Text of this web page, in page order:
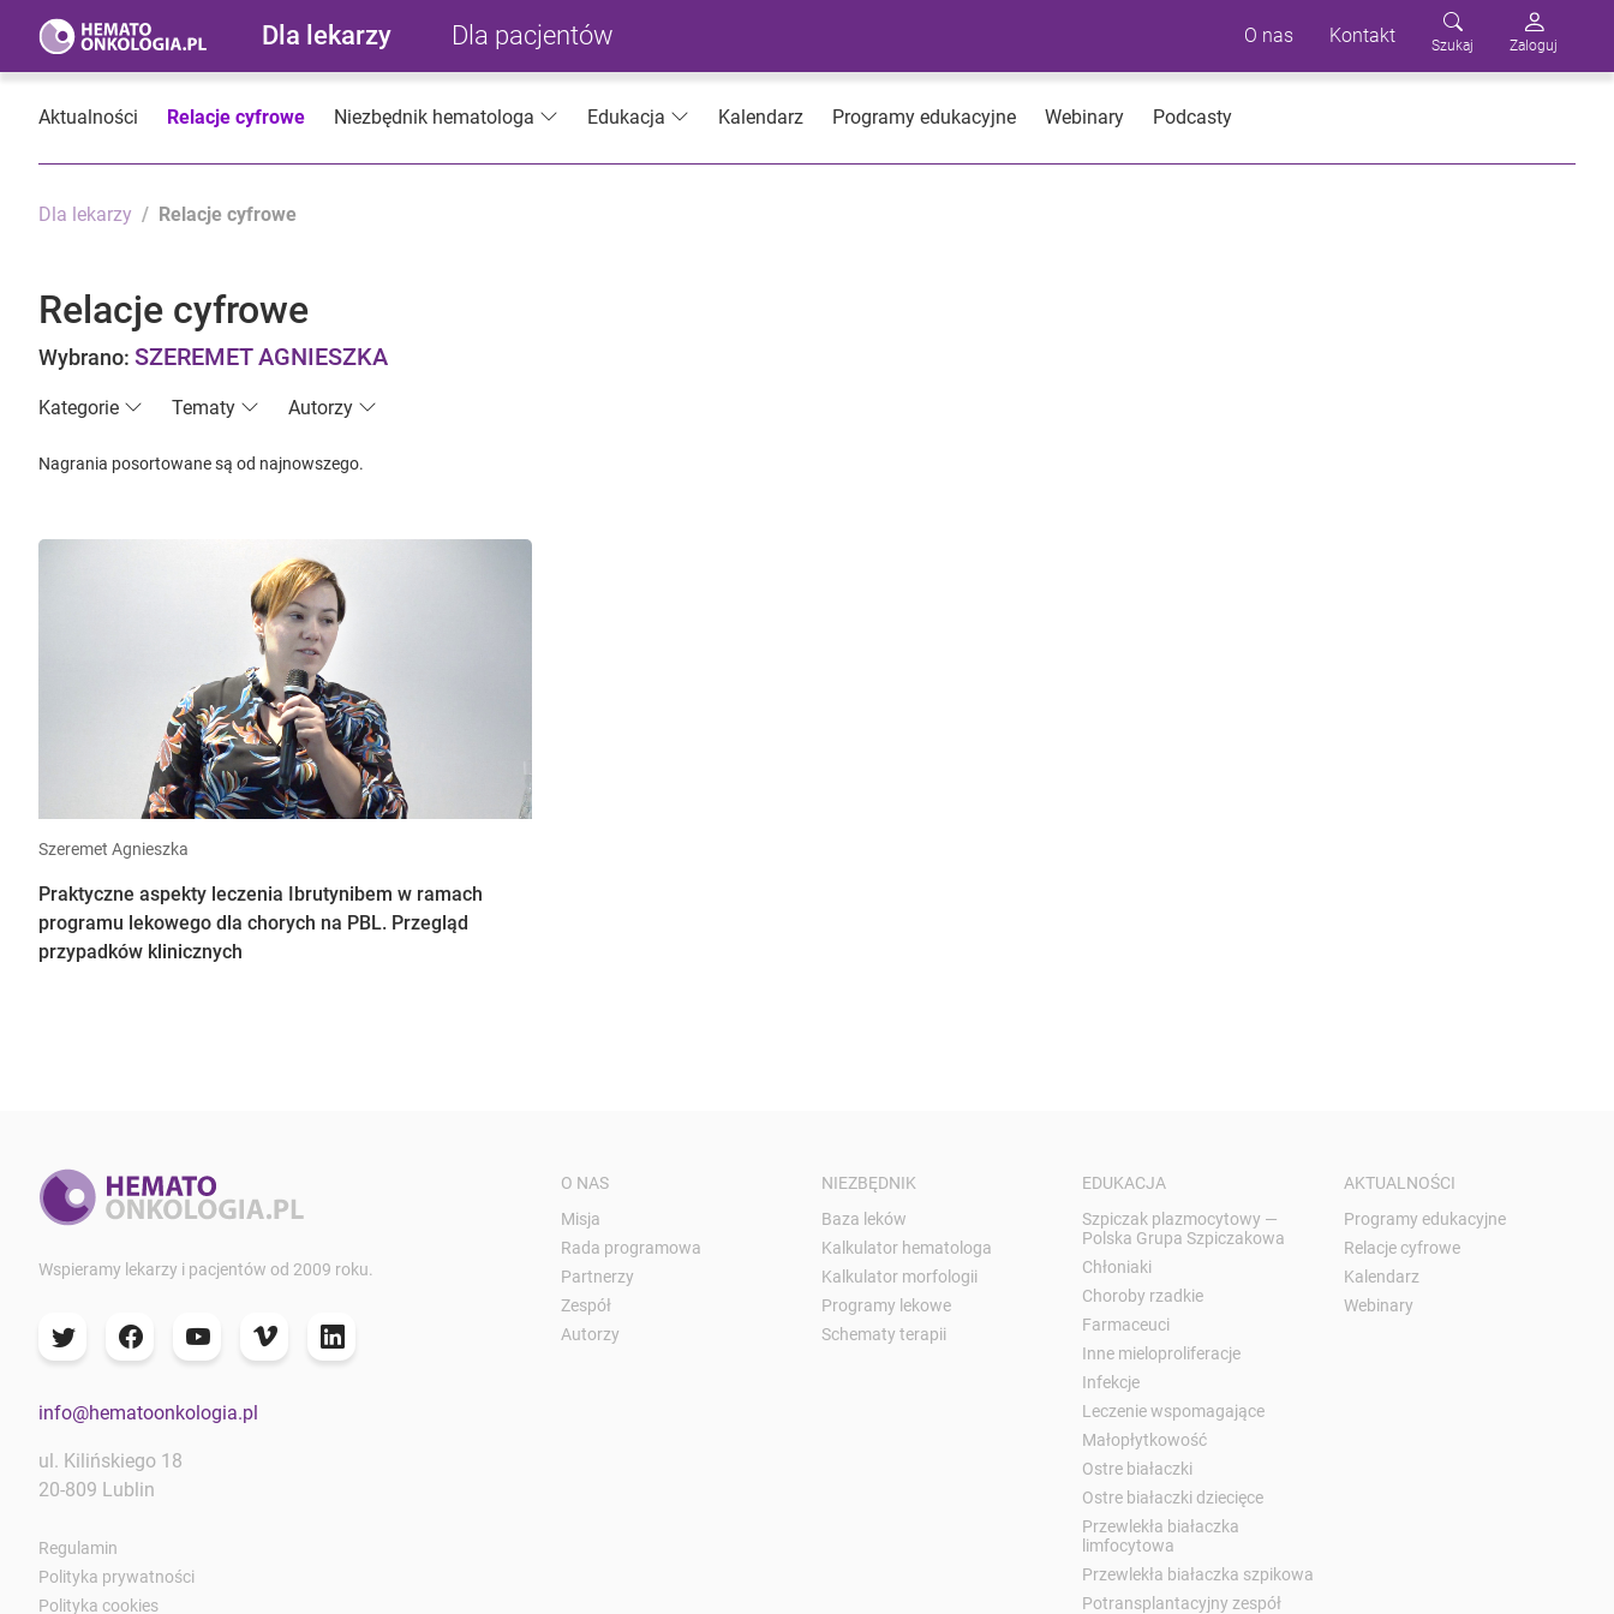
Dla lekarzy Dla pacjentów O nas Kontakt Szukaj Zaloguj
Aktualności Relacje cyfrowe Niezbędnik hematologa Edukacja Kalendarz Programy edukacyjne Webinary Podcasty
Dla lekarzy Relacje cyfrowe
Relacje cyfrowe
Wybrano: SZEREMET AGNIESZKA
Kategorie Tematy Autorzy
Nagrania posortowane są od najnowszego.
Szeremet Agnieszka
Praktyczne aspekty leczenia Ibrutynibem w ramach
programu lekowego dla chorych na PBL. Przegląd
przypadków klinicznych
Wspieramy lekarzy i pacjentów od 2009 roku.
info@hematoonkologia.pl
ul. Kilińskiego 18
20-809 Lublin
Regulamin
Polityka prywatności
Polityka cookies
O NAS
Misja
Rada programowa
Partnerzy
Zespół
Autorzy
NIEZBĘDNIK
Baza leków
Kalkulator hematologa
Kalkulator morfologii
Programy lekowe
Schematy terapii
EDUKACJA
Szpiczak plazmocytowy —
Polska Grupa Szpiczakowa
Chłoniaki
Choroby rzadkie
Farmaceuci
Inne mieloproliferacje
Infekcje
Leczenie wspomagające
Małopłytkowość
Ostre białaczki
Ostre białaczki dziecięce
Przewlekła białaczka
limfocytowa
Przewlekła białaczka szpikowa
Potransplantacyjny zespół
AKTUALNOŚCI
Programy edukacyjne
Relacje cyfrowe
Kalendarz
Webinary